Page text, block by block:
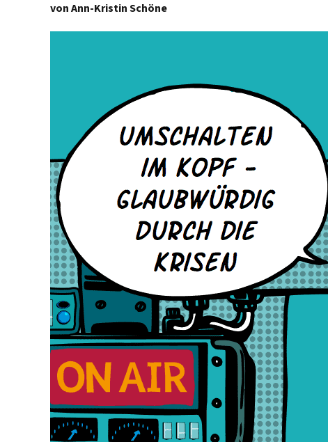
vonAnn-Kristin Schöne